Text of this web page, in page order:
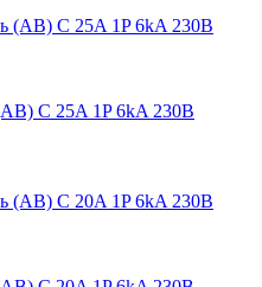
C 25A 1P 6kA 230В